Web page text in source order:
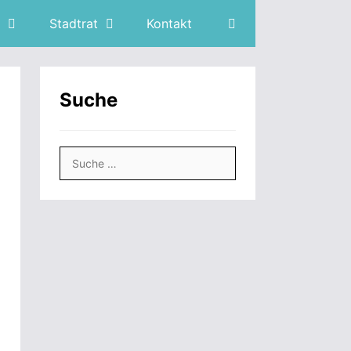
Stadtrat Kontakt
Suche
nach: